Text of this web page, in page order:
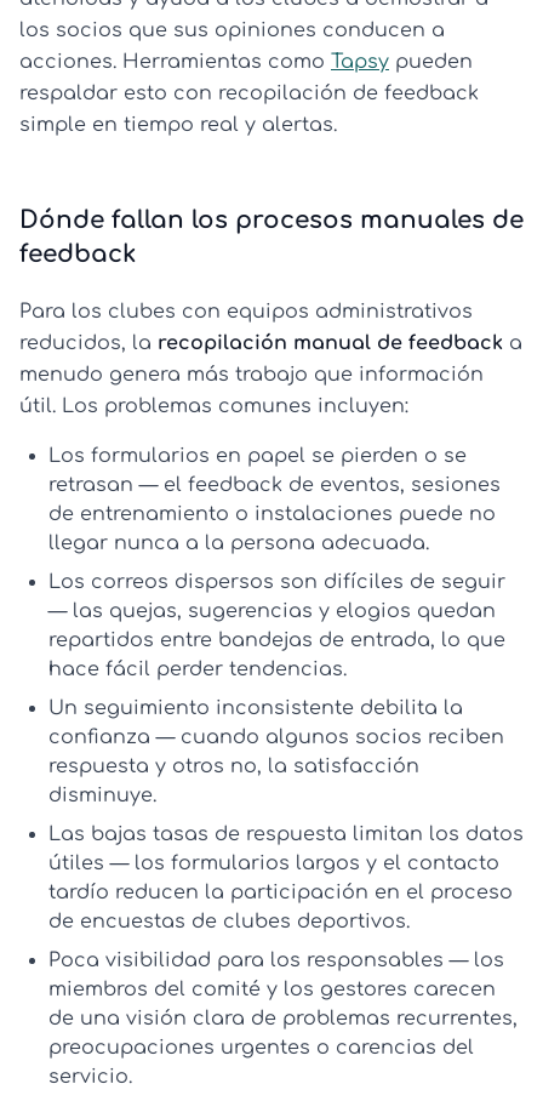
los socios que sus opiniones conducen a
acciones. Herramientas como Tapsy pueden
respaldar esto con recopilación de feedback
simple en tiempo real y alertas.
Dónde fallan los procesos manuales de
feedback
Para los clubes con equipos administrativos
reducidos, la recopilación manual de feedback a
menudo genera más trabajo que información
útil. Los problemas comunes incluyen:
Los formularios en papel se pierden o se
retrasan — el feedback de eventos, sesiones
de entrenamiento o instalaciones puede no
llegar nunca a la persona adecuada.
Los correos dispersos son difíciles de seguir
— las quejas, sugerencias y elogios quedan
repartidos entre bandejas de entrada, lo que
hace fácil perder tendencias.
Un seguimiento inconsistente debilita la
confianza — cuando algunos socios reciben
respuesta y otros no, la satisfacción
disminuye.
Las bajas tasas de respuesta limitan los datos
útiles — los formularios largos y el contacto
tardío reducen la participación en el proceso
de encuestas de clubes deportivos.
Poca visibilidad para los responsables — los
miembros del comité y los gestores carecen
de una visión clara de problemas recurrentes,
preocupaciones urgentes o carencias del
servicio.